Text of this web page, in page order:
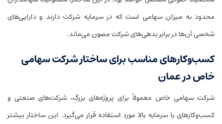
محدود به میزان سهامی است که در سرمایه شرکت دارند و دارایی‌های
شخصی آن‌ها در برابر بدهی‌های شرکت مصون می‌ماند.
کسب‌وکارهای مناسب برای ساختار شرکت سهامی
خاص در عمان
شرکت سهامی خاص معمولاً برای پروژه‌های بزرگ، شرکت‌های صنعتی و
کسب‌وکارهای با سرمایه بالا مورد استفاده قرار می‌گیرد. این ساختار بیشتر